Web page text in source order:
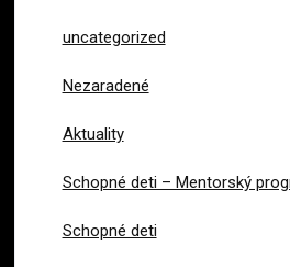
uncategorized
Nezaradené
Aktuality
Schopné deti – Mentorský
Schopné deti